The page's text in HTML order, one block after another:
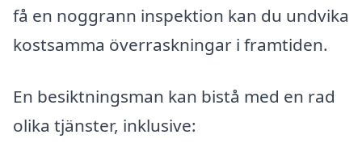
få en noggrann inspektion kan du undvika
kostsamma överraskningar i framtiden.
En besiktningsman kan bistå med en rad
olika tjänster, inklusive: